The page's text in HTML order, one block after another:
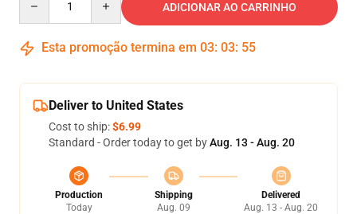
ADICIONAR AO CARRINHO
Esta promoção termina em 03: 03: 54
Deliver to United States
Cost to ship:$6.99
Standard - Order today to get byAug. 13 - Aug. 20
Production
Today
Shipping
Aug. 09
Delivered
Aug. 13 - Aug. 20